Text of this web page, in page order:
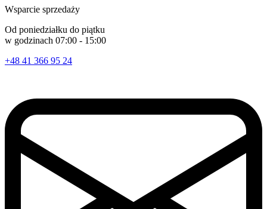
Wsparcie sprzedaży
Od poniedziałku do piątku
w godzinach 07:00 - 15:00
+48 41 366 95 24